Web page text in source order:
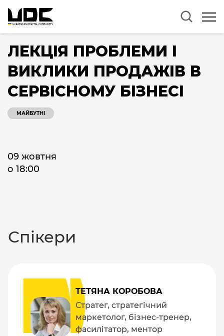
ЛЕКЦІЯ ПРОБЛЕМИ І
ВИКЛИКИ ПРОДАЖІВ В
СЕРВІСНОМУ БІЗНЕСІ
МАЙБУТНІ
09 жовтня
о 18:00
Спікери
ТЕТЯНА КОРОБОВА
Стратег, стратегічний
маркетолог, бізнес-тренер,
фасилітатор, ментор